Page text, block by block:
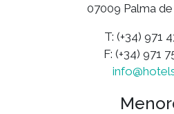
07009 Palma
T: (+34) 971
F: (+34) 971